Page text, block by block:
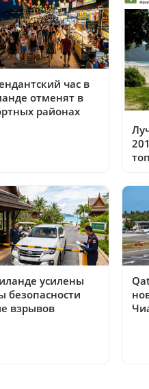
час в
отменят в
районах
усилены
безопасности
взрывов